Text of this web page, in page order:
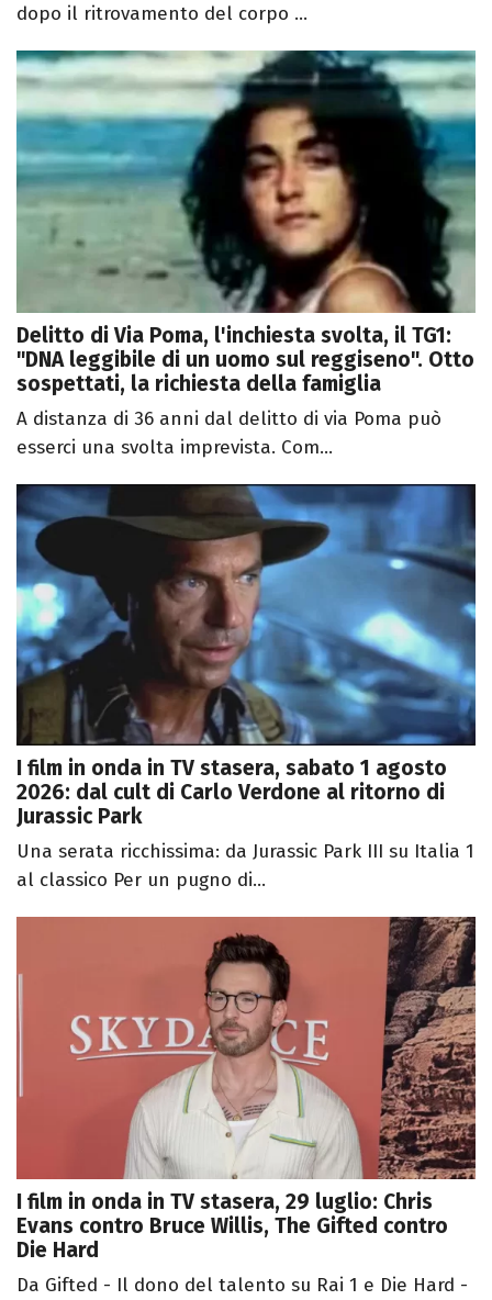
dopo il ritrovamento del corpo ...
Delitto di Via Poma, l'inchiesta svolta, il TG1:
"DNA leggibile di un uomo sul reggiseno". Otto
sospettati, la richiesta della famiglia
A distanza di 36 anni dal delitto di via Poma può
esserci una svolta imprevista. Com...
I film in onda in TV stasera, sabato 1 agosto
2026: dal cult di Carlo Verdone al ritorno di
Jurassic Park
Una serata ricchissima: da Jurassic Park III su Italia 1
al classico Per un pugno di...
I film in onda in TV stasera, 29 luglio: Chris
Evans contro Bruce Willis, The Gifted contro
Die Hard
Da Gifted - Il dono del talento su Rai 1 e Die Hard -